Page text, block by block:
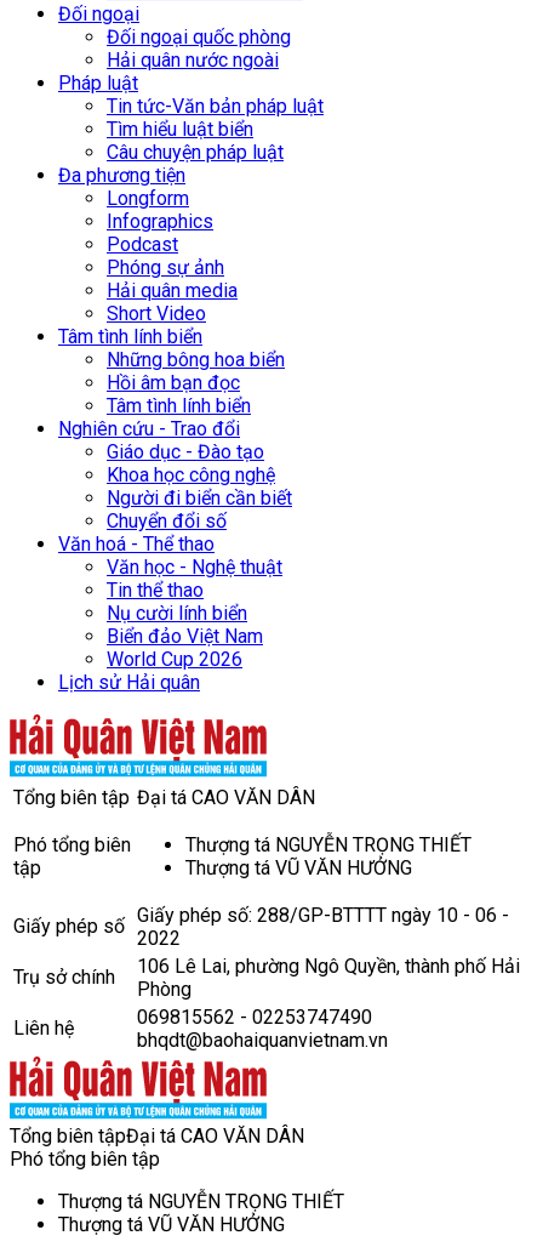
Đối ngoại
Đối ngoại quốc phòng
Hải quân nước ngoài
Pháp luật
Tin tức-Văn bản pháp luật
Tìm hiểu luật biển
Câu chuyện pháp luật
Đa phương tiện
Longform
Infographics
Podcast
Phóng sự ảnh
Hải quân media
Short Video
Tâm tình lính biển
Những bông hoa biển
Hồi âm bạn đọc
Tâm tình lính biển
Nghiên cứu - Trao đổi
Giáo dục - Đào tạo
Khoa học công nghệ
Người đi biển cần biết
Chuyển đổi số
Văn hoá - Thể thao
Văn học - Nghệ thuật
Tin thể thao
Nụ cười lính biển
Biển đảo Việt Nam
World Cup 2026
Lịch sử Hải quân
Tổng biên tập Đại tá CAO VĂN DÂN
Phó tổng biên
tập
Thượng tá NGUYỄN TRỌNG THIẾT
Thượng tá VŨ VĂN HƯỞNG
Giấy phép số Giấy phép số: 288/GP-BTTTT ngày 10 - 06 -
2022
Trụ sở chính
106 Lê Lai, phường Ngô Quyền, thành phố Hải
Phòng
Liên hệ
069815562 - 02253747490
bhqdt@baohaiquanvietnam.vn
Tổng biên tậpĐại tá CAO VĂN DÂN
Phó tổng biên tập
Thượng tá NGUYỄN TRỌNG THIẾT
Thượng tá VŨ VĂN HƯỞNG